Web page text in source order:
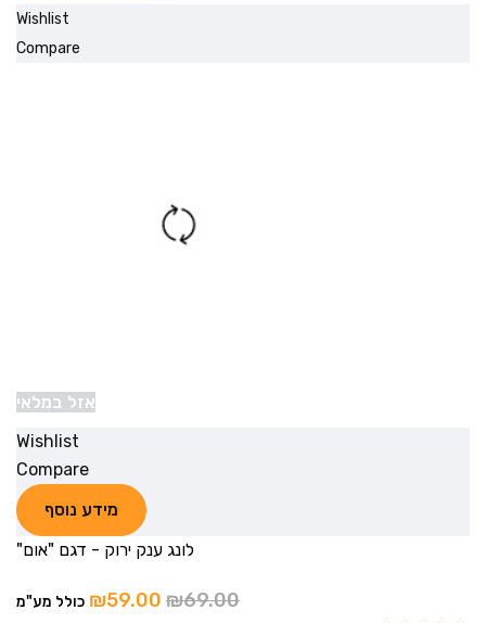
Wishlist
Compare
אזל במלאי
Wishlist
Compare
מידע נוסף
לונג ענק ירוק - דגם "אום"
₪69.00
₪59.00 כולל מע"מ